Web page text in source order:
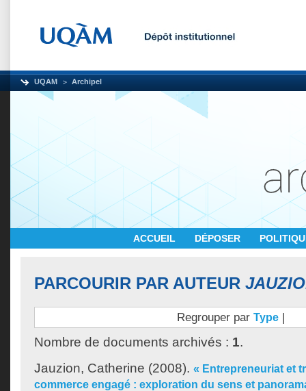
UQAM Archipel
ACCUEIL DÉPOSER
PARCOURIR PAR AUTEUR
Regrouper par Type |
Nombre de documents archivés : 1.
Jauzion, Catherine (2008). « Entrepreneuriat et
commerce engagé : exploration du sens et